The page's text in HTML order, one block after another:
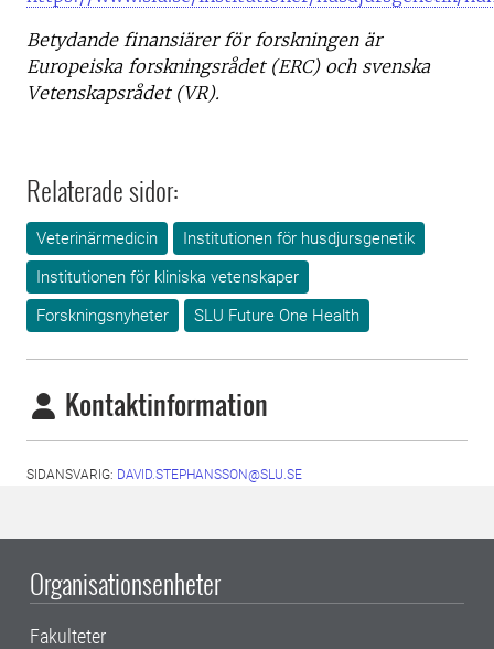
Betydande finansiärer för forskningen är
Europeiska forskningsrådet (ERC) och svenska
Vetenskapsrådet (VR).
Relaterade sidor:
Veterinärmedicin
Institutionen för husdjursgenetik
Institutionen för kliniska vetenskaper
Forskningsnyheter
SLU Future One Health
Kontaktinformation
SIDANSVARIG: DAVID.STEPHANSSON@SLU.SE
Organisationsenheter
Fakulteter